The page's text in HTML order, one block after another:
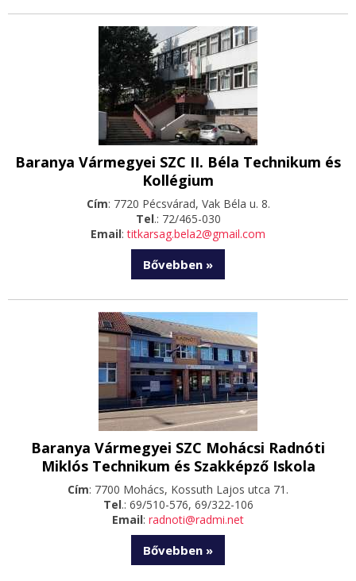
Baranya Vármegyei SZC II. Béla Technikum és
Kollégium
Cím: 7720 Pécsvárad, Vak Béla u. 8.
Tel.: 72/465-030
Email:titkarsag.bela2@gmail.com
Bővebben »
Baranya Vármegyei SZC Mohácsi Radnóti
Miklós Technikum és Szakképző Iskola
Cím: 7700 Mohács, Kossuth Lajos utca 71.
Tel.: 69/510-576, 69/322-106
Email: radnoti@radmi.net
Bővebben »